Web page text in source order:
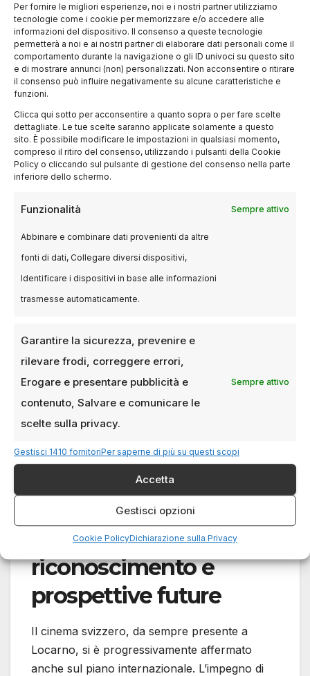
Per fornire le migliori esperienze, noi e i nostri partner utilizziamo
tecnologie come i cookie per memorizzare e/o accedere alle
informazioni del dispositivo. Il consenso a queste tecnologie
permetterà a noi e ai nostri partner di elaborare dati personali come il
comportamento durante la navigazione o gli ID univoci su questo sito
e di mostrare annunci (non) personalizzati. Non acconsentire o ritirare
il consenso può influire negativamente su alcune caratteristiche e
funzioni.
Clicca qui sotto per acconsentire a quanto sopra o per fare scelte
dettagliate. Le tue scelte saranno applicate solamente a questo
sito. È possibile modificare le impostazioni in qualsiasi momento,
compreso il ritiro del consenso, utilizzando i pulsanti della Cookie
Policy o cliccando sul pulsante di gestione del consenso nella parte
inferiore dello schermo.
Funzionalità Sempre attivo
Abbinare e combinare dati provenienti da altre
fonti di dati, Collegare diversi dispositivi,
Identificare i dispositivi in base alle informazioni
trasmesse automaticamente.
Garantire la sicurezza, prevenire e
rilevare frodi, correggere errori,
Erogare e presentare pubblicità e
contenuto, Salvare e comunicare le
scelte sulla privacy.
Sempre attivo
Gestisci 1410 fornitoriPer saperne di più su questi scopi
Accetta
Gestisci opzioni
Cookie PolicyDichiarazione sulla Privacy
Il Locarno Film Festival, attraverso programmi
come Locarno Pro eSwiss Panorama,
continua a sostenere giovani autori. Tra questi
si distinguono ifratelli Zürcher,Basil da
Cunha,SamireDavid Vogel . Le loro opere
tensioni identitarie e la periferia urbana.
Grazie a un sistema che comprende
workshop,pitching lab
Formazione e rete:
Locarno Academy e
La dimensione formativa è centrale.
AcademyeBaseCamprappresentano
strumenti strategici per la crescita di nuovi
talenti. In questi spazi, registi emergenti
possono confrontarsi con figure di rilievo
collaborazioni. Questo sistema integrato
rafforza il posizionamento della Svizzera nel
panorama cinematografico europeo.
Impatto,
riconoscimento e
prospettive future
Il cinema svizzero, da sempre presente a
Locarno, si è progressivamente affermato
anche sul piano internazionale. L’impegno di